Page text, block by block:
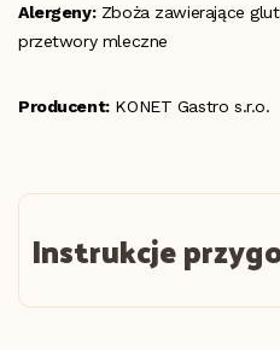
Alergeny:Zboża zawierające
przetwory mleczne
Producent:KONET Gastro s.r.o.
Instrukcje